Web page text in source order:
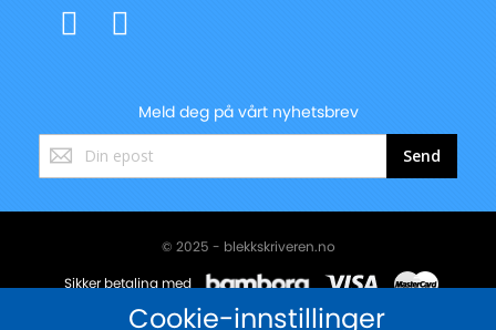
Meld deg på vårt nyhetsbrev
Registrer
deg
vårt
Send
© 2025 - blekkskriveren.no
Sikker betaling med
Cookie-innstillinger